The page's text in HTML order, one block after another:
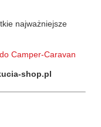
najważniejsze
Camper-Caravan
shop.pl